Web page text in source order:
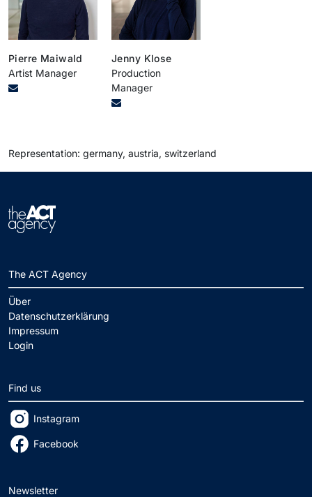
Pierre Maiwald
Artist Manager
Jenny Klose
Production
Manager
Representation: germany, austria, switzerland
The ACT Agency
Über
Datenschutzerklärung
Impressum
Login
Find us
Instagram
Facebook
Newsletter